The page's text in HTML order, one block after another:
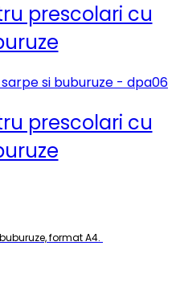
prescolari cu
prescolari cu
format A4.